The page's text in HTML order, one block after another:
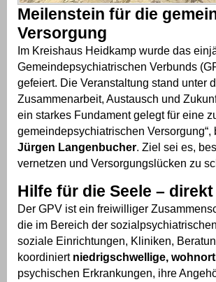
Meilenstein für die
Versorgung
Im Kreishaus Heidkamp wurde das
Gemeindepsychiatrischen Verbunds
gefeiert. Die Veranstaltung stand unter
Zusammenarbeit, Austausch und
ein starkes Fundament gelegt für eine
gemeindepsychiatrischen
Jürgen Langenbucher. Ziel sei es,
vernetzen und Versorgungslücken zu
Hilfe für die Seele –
Der GPV ist ein freiwilliger
die im Bereich der
soziale Einrichtungen, Kliniken,
koordiniert niedrigschwellige,
psychischen Erkrankungen, ihre